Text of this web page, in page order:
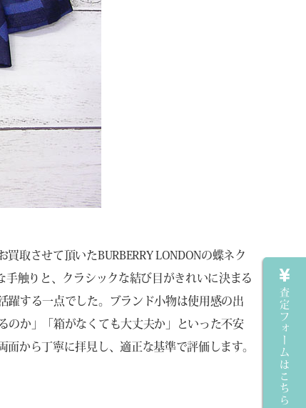
取させて頂いたBURBERRY LONDONの蝶ネク
触りと、クラシックな結び目がきれいに決まる
躍する一点でした。ブランド小物は使用感の出
のか」「箱がなくても大丈夫か」といった不安
から丁寧に拝見し、適正な基準で評価します。
査定フォームはこちら